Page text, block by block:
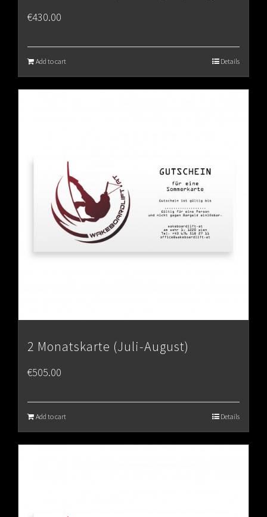
€430.00
Add to cart Details
2 Monatskarte (Juli-August)
€505.00
Add to cart Details